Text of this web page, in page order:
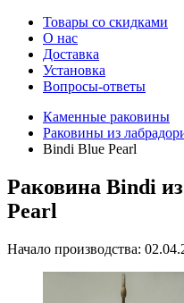
Товары со скидками
О нас
Доставка
Установка
Вопросы-ответы
Каменные раковины
Раковины из
Bindi Blue Pearl
Раковина Bindi
Pearl
Начало производства: